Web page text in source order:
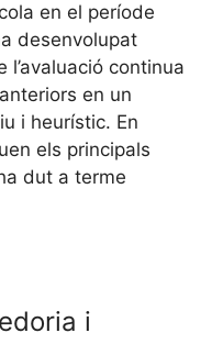
en el període
desenvolupat
continua
en un
i heurístic. En
els principals
dut a terme
i